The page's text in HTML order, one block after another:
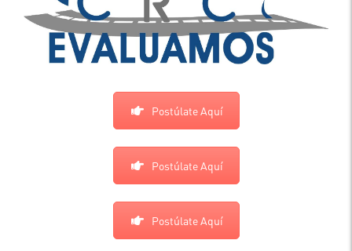
Postúlate Aquí
Postúlate Aquí
Postúlate Aquí